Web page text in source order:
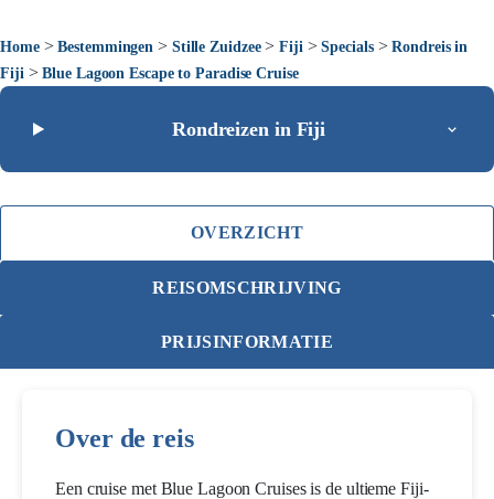
Home>Bestemmingen > Stille Zuidzee>Fiji >Specials>Rondreis in
Fiji >Blue Lagoon Escape to Paradise Cruise
Rondreizen in Fiji
OVERZICHT
REISOMSCHRIJVING
PRIJSINFORMATIE
Over de reis
Een cruise met Blue Lagoon Cruises is de ultieme Fiji-